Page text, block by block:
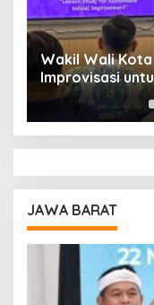
Wakil Wali
Improvisasi
Pendidikan
JAWA BARAT